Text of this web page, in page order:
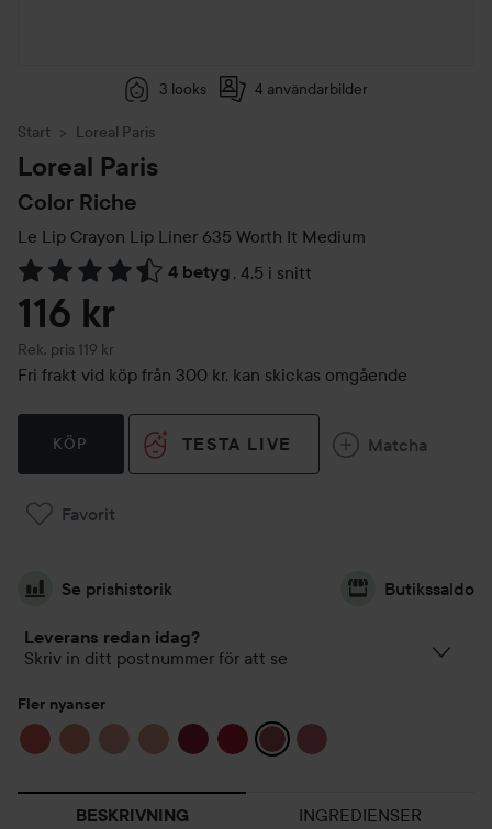
3 looks 4 användarbilder
Start Loreal Paris
Loreal Paris
Color Riche
Le Lip Crayon Lip Liner 635 Worth It Medium
4 betyg , 4.5 i snitt
Hoppa till Betyg & kommentarer
116 kr
Rek. pris 119 kr
Rekommenderat pris 119 kr
Fri frakt vid köp från 300 kr, kan skickas omgående
KÖP TESTA LIVE Matcha
Favorit
Se prishistorik Butikssaldo
Leverans redan idag?
Skriv in ditt postnummer för att se
Fler nyanser
BESKRIVNING INGREDIENSER